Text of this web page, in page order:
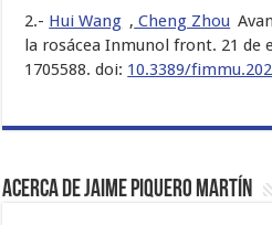
2.- Hui Wang , Cheng Zhou
la rosácea Inmunol front. 21 de
1705588. doi: 10.3389/
Acerca de Jaime Piquero Martín